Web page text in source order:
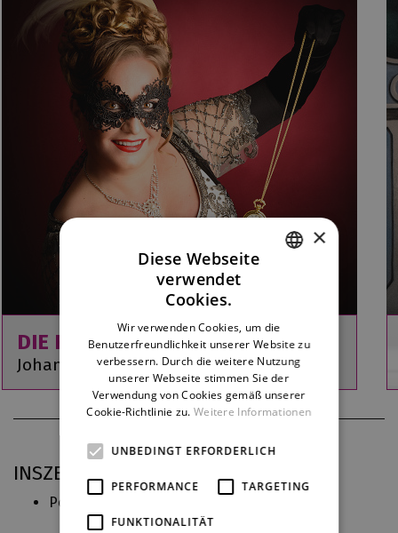
DIE FLEDERMAUS
Johann Strauss
INSZENIERUNGSPRAXIS BEI DJKT
Polská krev
GERMAN
×
Diese Webseite
verwendet
Cookies.
Wir verwenden Cookies, um die
Benutzerfreundlichkeit unserer Website zu
verbessern. Durch die weitere Nutzung
unserer Webseite stimmen Sie der
Verwendung von Cookies gemäß unserer
Cookie-Richtlinie zu. Weitere Informationen
UNBEDINGT ERFORDERLICH
PERFORMANCE TARGETING
FUNKTIONALITÄT